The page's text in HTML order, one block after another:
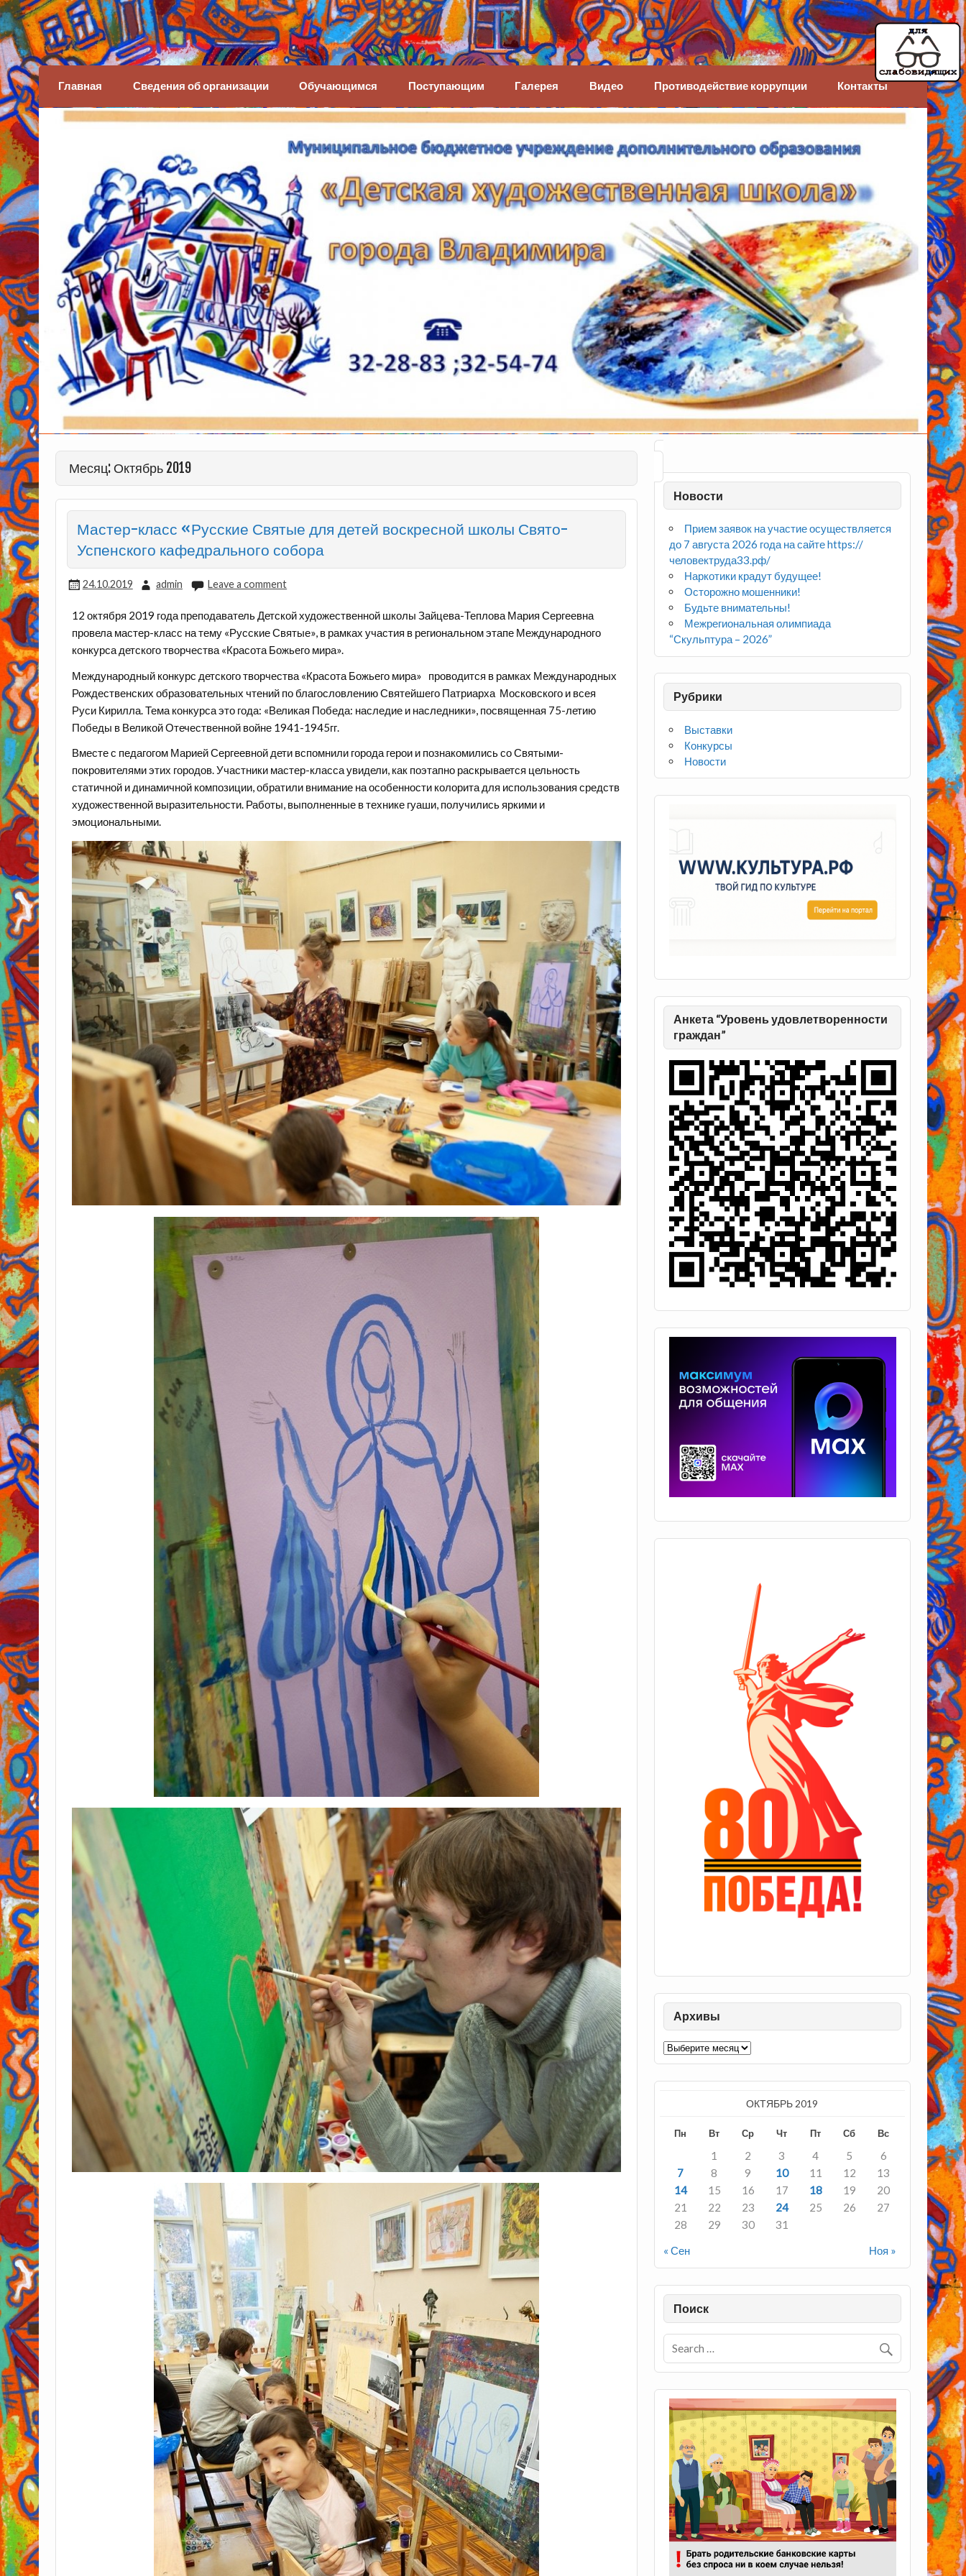
Детская художественная школа
Главная Сведения об организации Обучающимся Поступающим Галерея Видео Противодействие коррупции Контакты
Месяц: Октябрь 2019
Мастер-класс «Русские Святые для детей воскресной школы Свято-
Успенского кафедрального собора
24.10.2019 admin Leave a comment
12 октября 2019 года преподаватель Детской художественной школы Зайцева-Теплова Мария Сергеевна
провела мастер-класс на тему «Русские Святые», в рамках участия в региональном этапе Международного
конкурса детского творчества «Красота Божьего мира».
Международный конкурс детского творчества «Красота Божьего мира» проводится в рамках Международных
Рождественских образовательных чтений по благословлению Святейшего Патриарха Московского и всея
Руси Кирилла. Тема конкурса это года: «Великая Победа: наследие и наследники», посвященная 75-летию
Победы в Великой Отечественной войне 1941-1945гг.
Вместе с педагогом Марией Сергеевной дети вспомнили города герои и познакомились со Святыми-
покровителями этих городов. Участники мастер-класса увидели, как поэтапно раскрывается цельность
статичной и динамичной композиции, обратили внимание на особенности колорита для использования средств
художественной выразительности. Работы, выполненные в технике гуаши, получились яркими и
эмоциональными.
Новости
Прием заявок на участие осуществляется
до 7 августа 2026 года на сайте https://
человектруда33.рф/
Наркотики крадут будущее!
Осторожно мошенники!
Будьте внимательны!
Межрегиональная олимпиада
“Скульптура – 2026”
Рубрики
Выставки
Конкурсы
Новости
Анкета “Уровень удовлетворенности
граждан”
Архивы
Архивы
ОКТЯБРЬ 2019
Пн Вт Ср Чт Пт Сб Вс
« Сен Ноя »
1 2 3 4 5
6
7
8 9 10 11 12
13
14
15 16 17 18 19
20
21
22 23 24 25 26
27
28
29 30 31
Поиск